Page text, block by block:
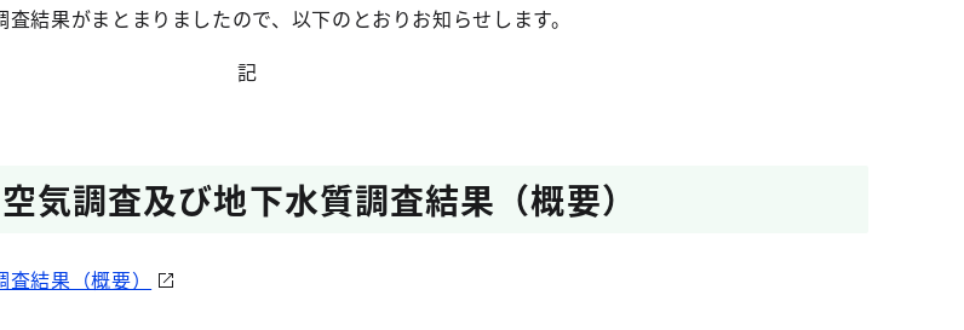
結果がまとまりましたので、以下のとおりお知らせします。
記
気調査及び地下水質調査結果（概要）
結果（概要）